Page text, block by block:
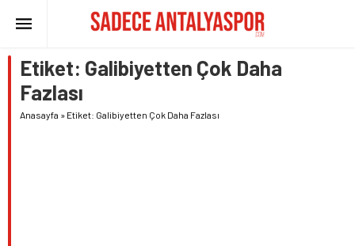
Etiket: Galibiyetten Çok Daha
Fazlası
Anasayfa » Etiket: Galibiyetten Çok Daha Fazlası